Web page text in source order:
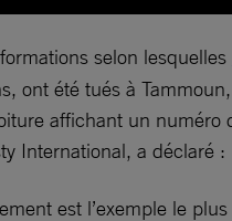
selon lesquelles
ont été tués à
affichant un numéro
International, a déclaré :
est l’exemple le